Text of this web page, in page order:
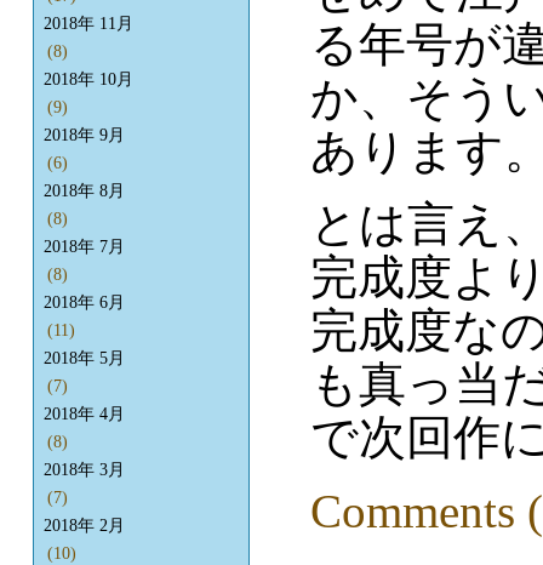
る年号が
か、そう
あります
とは言え
完成度よ
完成度な
も真っ当
で次回作
Comments
2018年 11月
(8)
2018年 10月
(9)
2018年 9月
(6)
2018年 8月
(8)
2018年 7月
(8)
2018年 6月
(11)
2018年 5月
(7)
2018年 4月
(8)
2018年 3月
(7)
2018年 2月
(10)